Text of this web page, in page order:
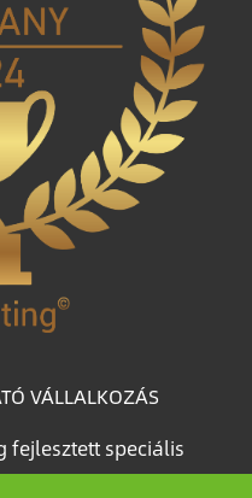
VÁLLALKOZÁS
fejlesztett speciális
egymillió magyar